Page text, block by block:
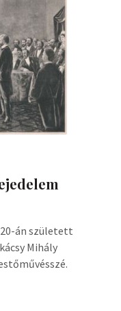
án született
Mihály